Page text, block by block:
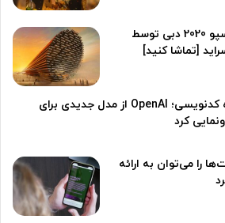
پاویلیون انگلستان در اکسپو 2020 دبی توسط
[تماشا کنید]
جنگ با آنتروپیک در حوزه کدنویسی؛ OpenAI از مدل جدیدی برای
کرد
را می‌توان به ارائه